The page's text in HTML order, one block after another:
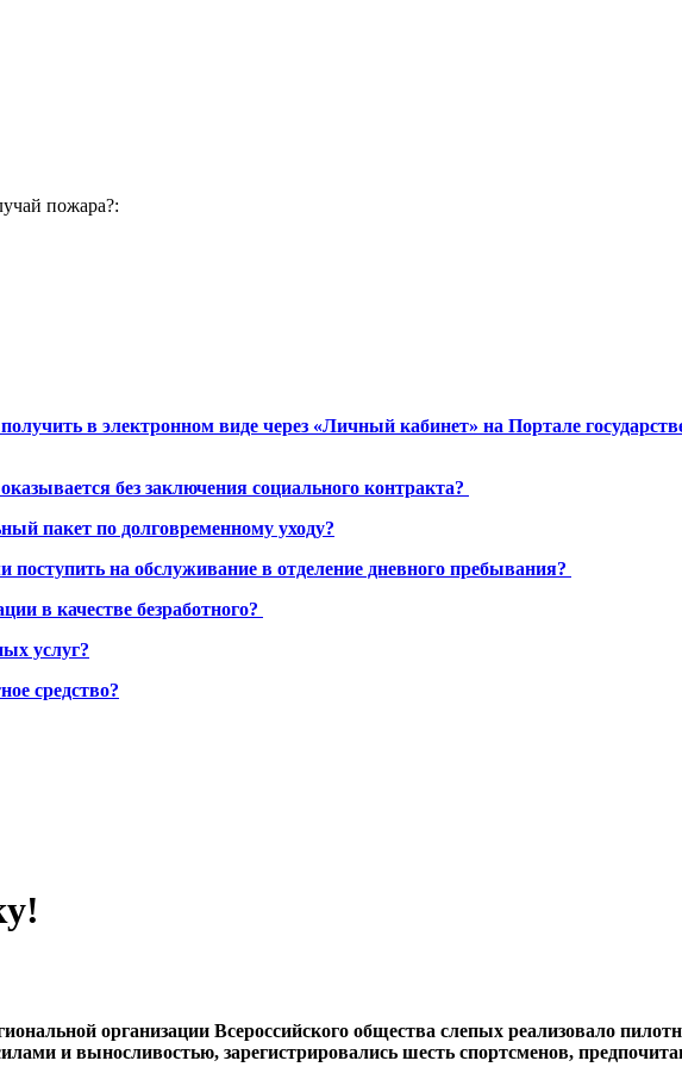
пожара?:
в электронном виде через «Личный кабинет» на Портале
без заключения социального контракта?
пакет по долговременному уходу?
на обслуживание в отделение дневного пребывания?
в качестве безработного?
услуг?
средство?
организации Всероссийского общества слепых реализовало
и выносливостью, зарегистрировались шесть спортсменов,